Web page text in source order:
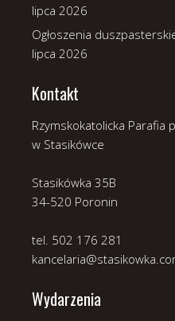
lipca 2026
Ogłoszenia
lipca 2026
Kontakt
Rzymskokatolicka Parafia
w Stasikówce
Stasikówka 35B
34-520 Poronin
tel. 502 176 281
Wydarzenia